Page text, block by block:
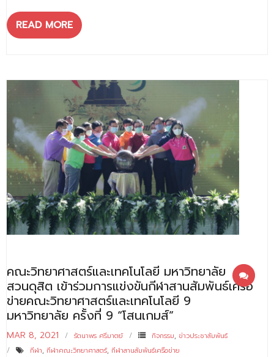
ติดต่อเรา
READ MORE
คณะวิทยาศาสตร์และเทคโนโลยี มหาวิทยาลัย
สวนดุสิต เข้าร่วมการแข่งขันกีฬาสานสัมพันธ์เครือ
ข่ายคณะวิทยาศาสตร์และเทคโนโลยี 9
มหาวิทยาลัย ครั้งที่ 9 “โสนเกมส์”
MAR 8, 2021 รัตนาพร ศรีมาตย์ กิจกรรม, ข่าวประชาสัมพันธ์
กีฬา, กีฬาคณะวิทยาศาสตร์, กีฬาสานสัมพันธ์เครือข่าย